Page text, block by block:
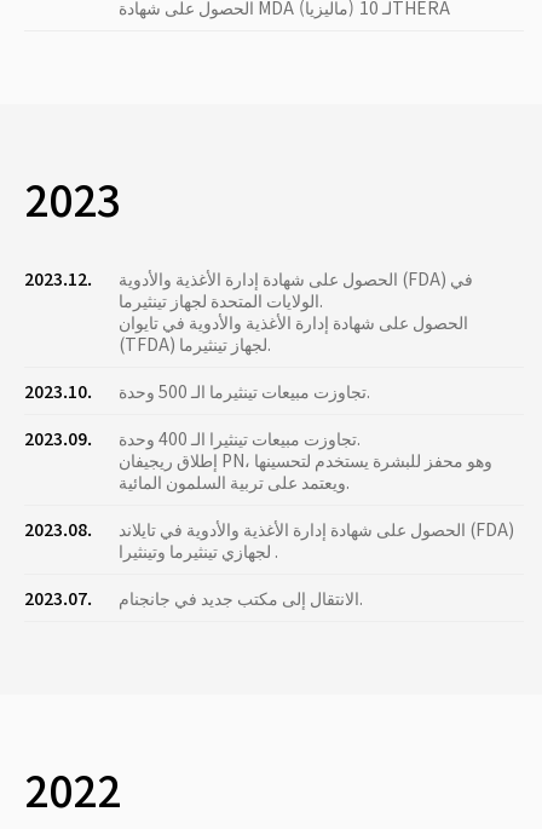
الحصول على شهادة MDA (ماليزيا) لـ 10THERA
2023
2023.12.
الحصول على شهادة إدارة الأغذية والأدوية (FDA) في
الولايات المتحدة لجهاز تينثيرما.
الحصول على شهادة إدارة الأغذية والأدوية في تايوان
(TFDA) لجهاز تينثيرما.
2023.10.
تجاوزت مبيعات تينثيرما الـ 500 وحدة.
2023.09.
تجاوزت مبيعات تينثيرا الـ 400 وحدة.
إطلاق ريجيفان PN، وهو محفز للبشرة يستخدم لتحسينها
ويعتمد على تربية السلمون المائية.
2023.08.
الحصول على شهادة إدارة الأغذية والأدوية في تايلاند (FDA)
لجهازي تينثيرما وتينثيرا .
2023.07.
الانتقال إلى مكتب جديد في جانجنام.
2022